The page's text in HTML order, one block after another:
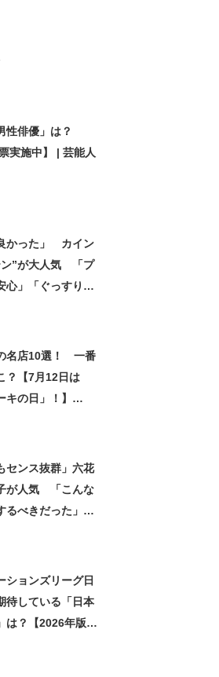
性俳優」は？
実施中】 | 芸能人
かった」 カイン
ン”が大人気 「プ
心」「ぐっすり眠
名店10選！ 一番
？【7月12日は
キの日」！】
センス抜群」六花
が人気 「こんな
べきだった」
ションズリーグ日
待している「日本
は？【2026年版・